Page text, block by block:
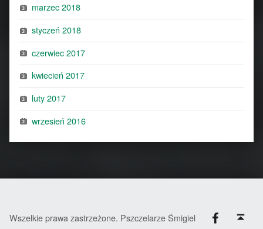
marzec 2018
styczeń 2018
czerwiec 2017
kwiecień 2017
luty 2017
wrzesień 2016
Wszelkie prawa zastrzeżone. Pszczelarze Śmigiel